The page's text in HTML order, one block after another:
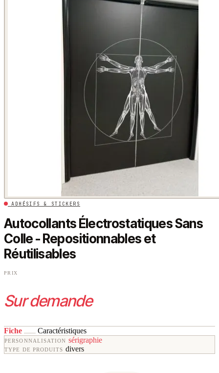
ADHÉSIFS & STICKERS
Autocollants Électrostatiques Sans
Colle - Repositionnables et
Réutilisables
PRIX
Sur demande
Fiche Caractéristiques
PERSONNALISATION sérigraphie
TYPE DE PRODUITS divers